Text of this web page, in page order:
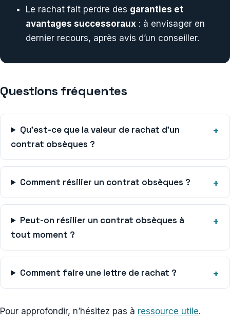
Le rachat fait perdre des garanties et
avantages successoraux : à envisager en
dernier recours, après avis d’un conseiller.
Questions fréquentes
Qu’est-ce que la valeur de rachat d’un
contrat obsèques ?
Comment résilier un contrat obsèques ?
Peut-on résilier un contrat obsèques à
tout moment ?
Comment faire une lettre de rachat ?
Pour approfondir, n’hésitez pas à ressource utile.